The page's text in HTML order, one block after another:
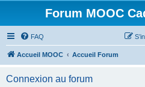
Forum MOOC
FAQ
Accueil MOOC Accueil Forum
Connexion au forum